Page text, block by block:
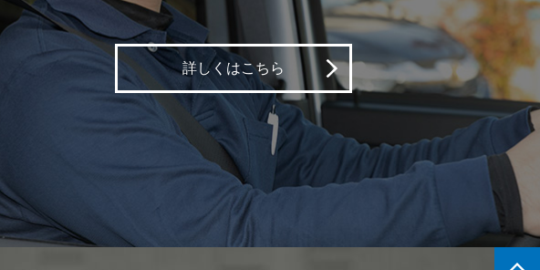
詳しくはこちら